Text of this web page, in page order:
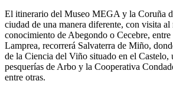
El itinerario del Museo MEGA y la Coruña
ciudad de una manera diferente, con visita al
conocimiento de Abegondo o Cecebre,
Lamprea, recorrerá Salvaterra de Miño,
de la Ciencia del Viño situado en el Castelo,
pesquerías de Arbo y la Cooperativa
entre otras.